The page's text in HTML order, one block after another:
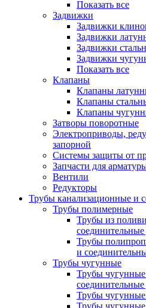
Показать все
Задвижки
Задвижки
Задвижки
Задвижки
Задвижки
Показать все
Клапаны
Клапаны
Клапаны
Клапаны
Затворы поворотные
Электроприводы,
запорной
Системы защиты от
Запчасти для
Вентили
Редукторы
Трубы канализационные и
Трубы полимерные
Трубы из
соединительные
Трубы
и
Трубы чугунные
Трубы чугунные
соединительные
Трубы
Трубы